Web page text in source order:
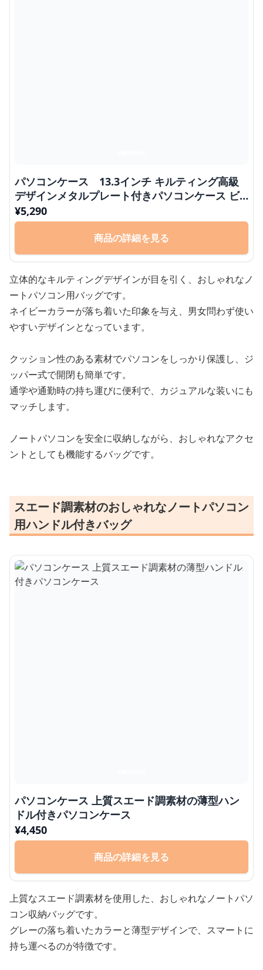
パソコンケース 13.3インチ キルティング高級
デザインメタルプレート付きパソコンケース ビ
ジネス 通勤 日常使い
¥5,290
商品の詳細を見る
立体的なキルティングデザインが目を引く、おしゃれなノ
ートパソコン用バッグです。
ネイビーカラーが落ち着いた印象を与え、男女問わず使い
やすいデザインとなっています。
クッション性のある素材でパソコンをしっかり保護し、ジ
ッパー式で開閉も簡単です。
通学や通勤時の持ち運びに便利で、カジュアルな装いにも
マッチします。
ノートパソコンを安全に収納しながら、おしゃれなアクセ
ントとしても機能するバッグです。
スエード調素材のおしゃれなノートパソコン
用ハンドル付きバッグ
パソコンケース 上質スエード調素材の薄型ハン
ドル付きパソコンケース
¥4,450
商品の詳細を見る
上質なスエード調素材を使用した、おしゃれなノートパソ
コン収納バッグです。
グレーの落ち着いたカラーと薄型デザインで、スマートに
持ち運べるのが特徴です。